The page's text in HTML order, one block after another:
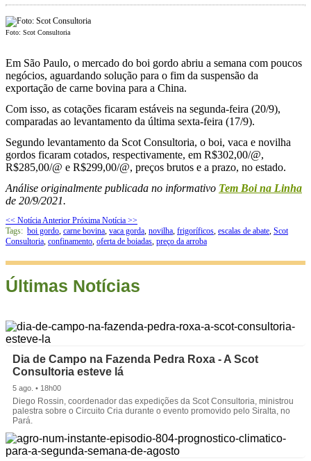
Foto: Scot Consultoria
Em São Paulo, o mercado do boi gordo abriu a semana com poucos
negócios, aguardando solução para o fim da suspensão da
exportação de carne bovina para a China.
Com isso, as cotações ficaram estáveis na segunda-feira (20/9),
comparadas ao levantamento da última sexta-feira (17/9).
Segundo levantamento da Scot Consultoria, o boi, vaca e novilha
gordos ficaram cotados, respectivamente, em R$302,00/@,
R$285,00/@ e R$299,00/@, preços brutos e a prazo, no estado.
Análise originalmente publicada no informativo Tem Boi na Linha
de 20/9/2021.
<< Notícia Anterior Próxima Notícia >>
Tags: boi gordo, carne bovina, vaca gorda, novilha, frigoríficos, escalas de abate, Scot
Consultoria, confinamento, oferta de boiadas, preço da arroba
Últimas Notícias
Dia de Campo na Fazenda Pedra Roxa - A Scot
Consultoria esteve lá
5 ago. • 18h00
Diego Rossin, coordenador das expedições da Scot Consultoria, ministrou
palestra sobre o Circuito Cria durante o evento promovido pelo Siralta, no
Pará.